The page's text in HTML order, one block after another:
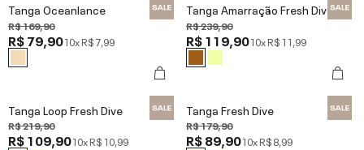
Tanga Oceanlance
R$ 169,90
R$ 79,9010xR$ 7,99
Tanga Amarração Fresh Dive
R$ 239,90
R$ 119,9010xR$ 11,99
Tanga Loop Fresh Dive
R$ 219,90
R$ 109,9010xR$ 10,99
Tanga Fresh Dive
R$ 179,90
R$ 89,9010xR$ 8,99